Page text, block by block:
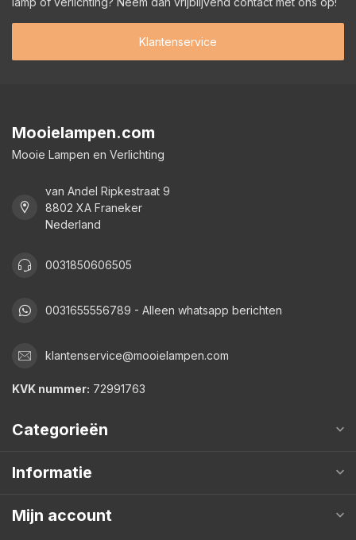
Klantenservice
Mooielampen.com
Mooie Lampen en Verlichting
van Andel Ripkestraat 9
8802 XA Franeker
Nederland
0031850606505
0031655556789 - Alleen whatsapp berichten
klantenservice@mooielampen.com
KVK nummer: 72991763
Categorieën
Informatie
Mijn account